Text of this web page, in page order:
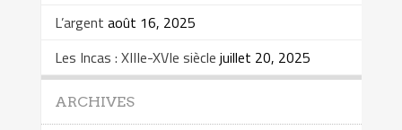
L’argent août 16, 2025
Les Incas : XIIIe-XVIe siècle juillet 20, 2025
ARCHIVES